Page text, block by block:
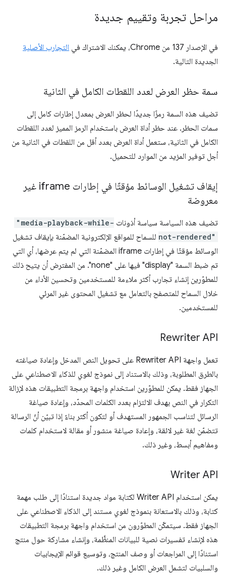
مراحل تجربة وتقييم جديدة
في الإصدار 137 من Chrome، يمكنك الاشتراك في
التجارب الأصلية
الجديدة التالية.
سمة حظر العرض لعدد اللقطات الكامل في الثانية
تضيف هذه السمة رمزًا جديدًا لحظر العرض بمعدل إطارات كامل إلى
سمات الحظر. عند حظر أداة العرض باستخدام الرمز المميز لعدد اللقطات
الكامل في الثانية، ستعمل أداة العرض بعدد أقل من اللقطات في الثانية من
أجل توفير المزيد من الموارد للتحميل.
إيقاف تشغيل الوسائط مؤقتًا في إطارات iframe غير
معروضة
تضيف هذه السياسة سياسة أذونات "media-playback-while-
not-rendered" للسماح للمواقع الإلكترونية المضمّنة بإيقاف تشغيل
الوسائط مؤقتًا في إطارات iframe المضمّنة التي لم يتم عرضها، أي التي
تم ضبط السمة "display" فيها على "none". من المفترض أن يتيح ذلك
للمطوّرين إنشاء تجارب أكثر ملاءمة للمستخدمين وتحسين الأداء من
خلال السماح للمتصفح بالتعامل مع تشغيل المحتوى غير المرئي
للمستخدمين.
Rewriter API
تعمل واجهة Rewriter API على تحويل النص المدخل وإعادة صياغته
بالطرق المطلوبة، وذلك بالاستناد إلى نموذج لغوي للذكاء الاصطناعي على
الجهاز فقط. يمكن للمطوّرين استخدام واجهة برمجة التطبيقات هذه لإزالة
التكرار في النص بهدف الالتزام بعدد الكلمات المحدّد، وإعادة صياغة
الرسائل لتناسب الجمهور المستهدف أو لتكون أكثر بناءً إذا تبيّن أنّ الرسالة
تتضمّن لغة غير لائقة، وإعادة صياغة منشور أو مقالة لاستخدام كلمات
ومفاهيم أبسط، وغير ذلك.
Writer API
يمكن استخدام Writer API لكتابة مواد جديدة استنادًا إلى طلب مهمة
كتابة، وذلك بالاستعانة بنموذج لغوي مستند إلى الذكاء الاصطناعي على
الجهاز فقط. سيتمكّن المطوّرون من استخدام واجهة برمجة التطبيقات
هذه لإنشاء تفسيرات نصية للبيانات المنظَّمة، وإنشاء مشاركة حول منتج
استنادًا إلى المراجعات أو وصف المنتج، وتوسيع قوائم الإيجابيات
والسلبيات لتشمل العرض الكامل وغير ذلك.